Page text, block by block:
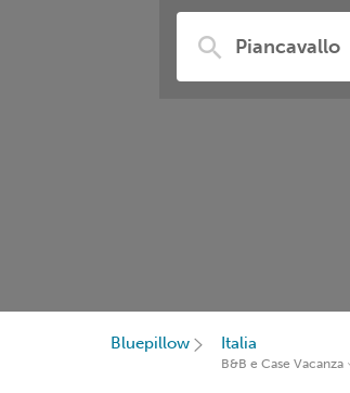
Bluepillow Italia
B&B e Case Vacanza